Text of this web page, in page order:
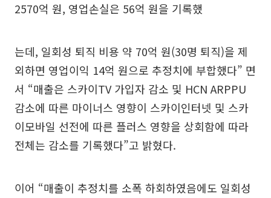
2570억 원, 영업손실은 56억 원을 기록했
는데, 일회성 퇴직 비용 약 70억 원(30명 퇴직)을 제
외하면 영업이익 14억 원으로 추정치에 부합했다” 면
서 “매출은 스카이TV 가입자 감소 및 HCN ARPPU
감소에 따른 마이너스 영향이 스카이인터넷 및 스카
이모바일 선전에 따른 플러스 영향을 상회함에 따라
전체는 감소를 기록했다”고 밝혔다.
이어 “매출이 추정치를 소폭 하회하였음에도 일회성